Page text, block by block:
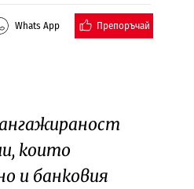
Whats App Препоръчай
които
и банковия